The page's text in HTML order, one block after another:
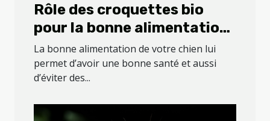
Rôle des croquettes bio
pour la bonne alimentation
de votre chien
La bonne alimentation de votre chien lui
permet d’avoir une bonne santé et aussi
d’éviter des...